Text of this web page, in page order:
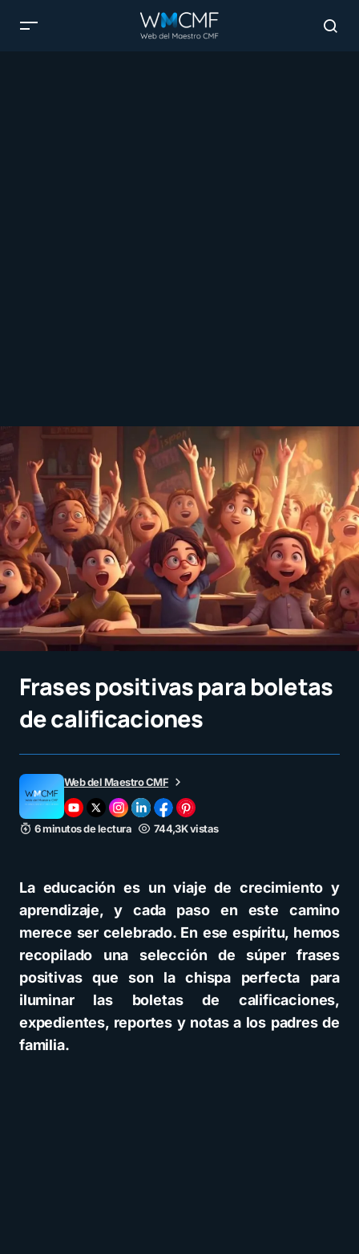
Frases positivas para boletas
de calificaciones
Web del Maestro CMF
6 minutos de lectura 744,3K vistas
La educación es un viaje de crecimiento y
aprendizaje, y cada paso en este camino
merece ser celebrado. En ese espíritu, hemos
recopilado una selección de súper frases
positivas que son la chispa perfecta para
iluminar las boletas de calificaciones,
expedientes, reportes y notas a los padres de
familia.